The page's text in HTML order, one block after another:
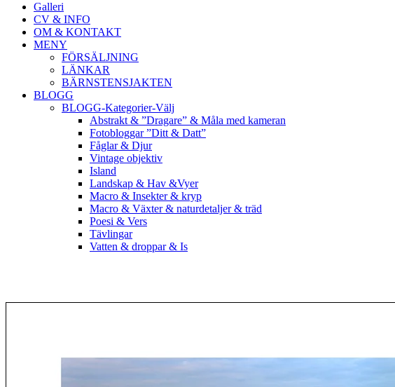
Galleri
CV & INFO
OM & KONTAKT
MENY
FÖRSÄLJNING
LÄNKAR
BÄRNSTENSJAKTEN
BLOGG
BLOGG-Kategorier-Välj
Abstrakt & ”Dragare” & Måla med kameran
Fotobloggar ”Ditt & Datt”
Fåglar & Djur
Vintage objektiv
Island
Landskap & Hav &Vyer
Macro & Insekter & kryp
Macro & Växter & naturdetaljer & träd
Poesi & Vers
Tävlingar
Vatten & droppar & Is